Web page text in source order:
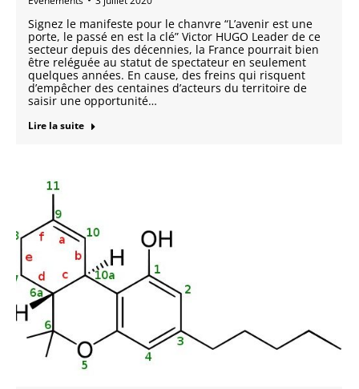
Signez le manifeste pour le chanvre “L’avenir est une
porte, le passé en est la clé” Victor HUGO Leader de ce
secteur depuis des décennies, la France pourrait bien
être reléguée au statut de spectateur en seulement
quelques années. En cause, des freins qui risquent
d’empêcher des centaines d’acteurs du territoire de
saisir une opportunité…
Lire la suite